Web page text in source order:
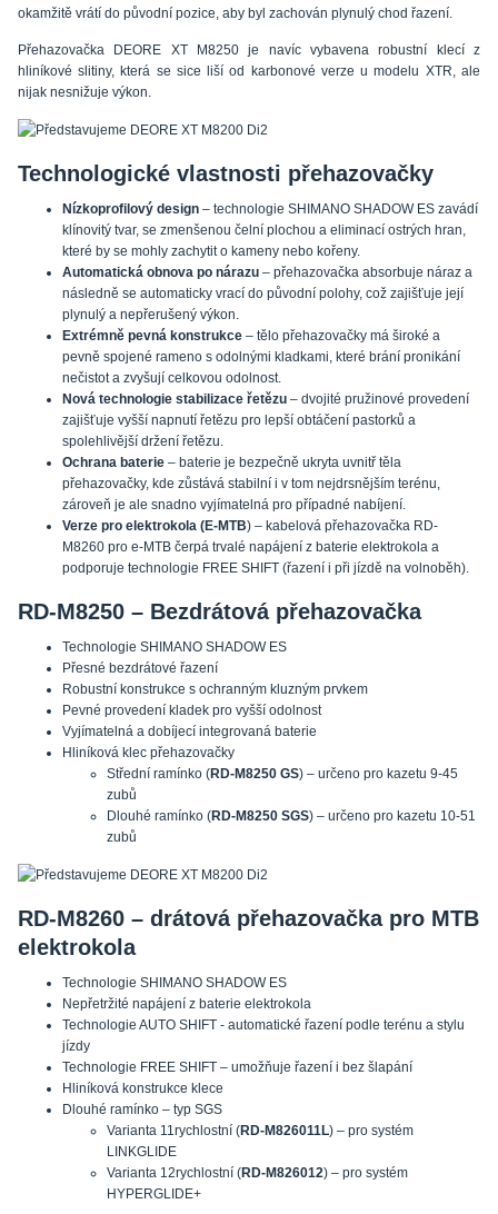
okamžitě vrátí do původní pozice, aby byl zachován plynulý chod řazení.
Přehazovačka DEORE XT M8250 je navíc vybavena robustní klecí z
hliníkové slitiny, která se sice liší od karbonové verze u modelu XTR, ale
nijak nesnižuje výkon.
Technologické vlastnosti přehazovačky
Nízkoprofilový design – technologie SHIMANO SHADOW ES zavádí
klínovitý tvar, se zmenšenou čelní plochou a eliminací ostrých hran,
které by se mohly zachytit o kameny nebo kořeny.
Automatická obnova po nárazu – přehazovačka absorbuje náraz a
následně se automaticky vrací do původní polohy, což zajišťuje její
plynulý a nepřerušený výkon.
Extrémně pevná konstrukce – tělo přehazovačky má široké a
pevně spojené rameno s odolnými kladkami, které brání pronikání
nečistot a zvyšují celkovou odolnost.
Nová technologie stabilizace řetězu – dvojité pružinové provedení
zajišťuje vyšší napnutí řetězu pro lepší obtáčení pastorků a
spolehlivější držení řetězu.
Ochrana baterie – baterie je bezpečně ukryta uvnitř těla
přehazovačky, kde zůstává stabilní i v tom nejdrsnějším terénu,
zároveň je ale snadno vyjímatelná pro případné nabíjení.
Verze pro elektrokola (E-MTB) – kabelová přehazovačka RD-
M8260 pro e-MTB čerpá trvalé napájení z baterie elektrokola a
podporuje technologie FREE SHIFT (řazení i při jízdě na volnoběh).
RD-M8250 – Bezdrátová přehazovačka
Technologie SHIMANO SHADOW ES
Přesné bezdrátové řazení
Robustní konstrukce s ochranným kluzným prvkem
Pevné provedení kladek pro vyšší odolnost
Vyjímatelná a dobíjecí integrovaná baterie
Hliníková klec přehazovačky
Střední ramínko (RD-M8250 GS) – určeno pro kazetu 9-45
zubů
Dlouhé ramínko (RD-M8250 SGS) – určeno pro kazetu 10-51
zubů
RD-M8260 – drátová přehazovačka pro MTB
elektrokola
Technologie SHIMANO SHADOW ES
Nepřetržité napájení z baterie elektrokola
Technologie AUTO SHIFT - automatické řazení podle terénu a stylu
jízdy
Technologie FREE SHIFT – umožňuje řazení i bez šlapání
Hliníková konstrukce klece
Dlouhé ramínko – typ SGS
Varianta 11rychlostní (RD-M826011L) – pro systém
LINKGLIDE
Varianta 12rychlostní (RD-M826012) – pro systém
HYPERGLIDE+